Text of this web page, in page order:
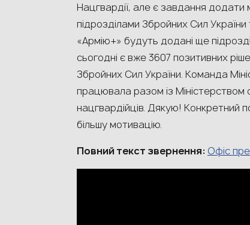
Нацгвардії, але є завдання
підрозділами Збройних Сил
«Армію+» будуть додані ще
сьогодні є вже 3607 позитивних
Збройних Сил України. Команда
працювала разом із
нацгвардійців. Дякую! Конкретний
більшу мотивацію.
Повний текст звернення: Офіс